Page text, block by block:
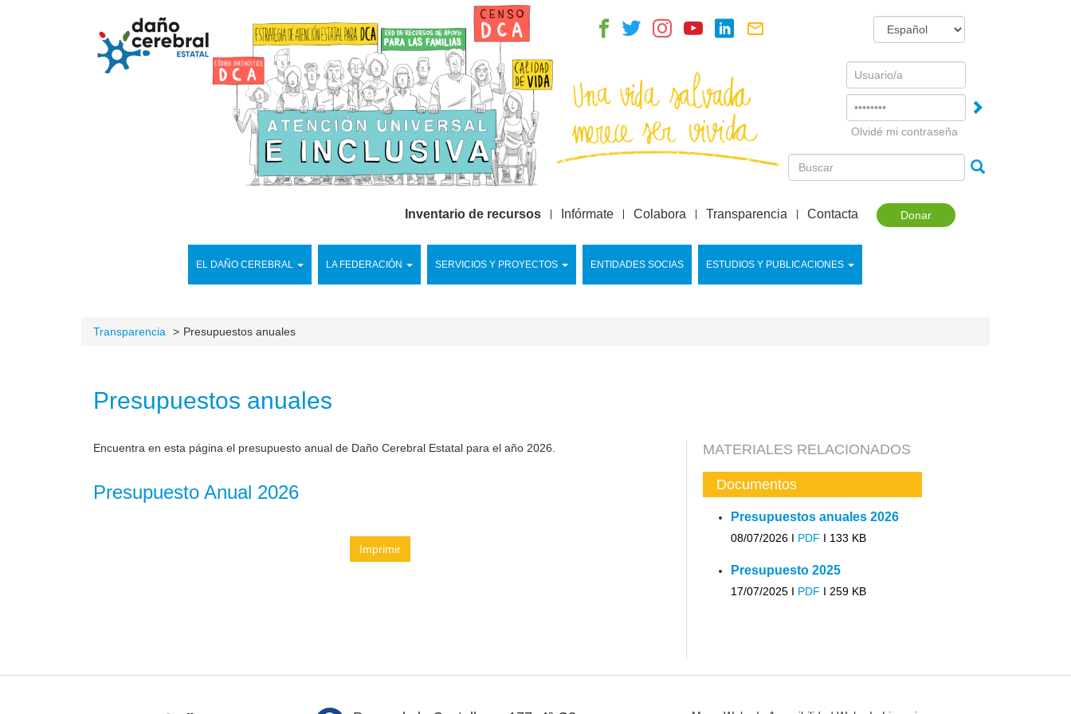
Username
Olvidé mi contraseña
Donar
EL DAÑO CEREBRAL LA FEDERACIÓN SERVICIOS Y PROYECTOS ENTIDADES SOCIAS ESTUDIOS Y PUBLICACIONES
Inventario de recursos Infórmate Colabora Transparencia Contacta
Transparencia Presupuestos anuales
Presupuestos anuales
Encuentra en esta página el presupuesto anual de Daño Cerebral Estatal para el año 2026.
Presupuesto Anual 2026
Imprimir
MATERIALES RELACIONADOS
Documentos
Presupuestos anuales 2026
08/07/2026 I PDF I 133 KB
Presupuesto 2025
17/07/2025 I PDF I 259 KB